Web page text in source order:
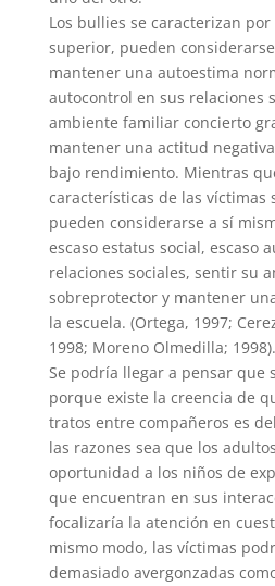
Los bullies se caracterizan
superior, pueden
mantener una autoestima
autocontrol en sus relaciones
ambiente familiar concierto
mantener una actitud
bajo rendimiento. Mientras
características de las víctimas
pueden considerarse a sí
escaso estatus social, escaso
relaciones sociales, sentir su
sobreprotector y mantener
la escuela. (Ortega, 1997;
1998; Moreno Olmedilla; 1998).
Se podría llegar a pensar que
porque existe la creencia de
tratos entre compañeros es
las razones sea que los
oportunidad a los niños de
que encuentran en sus
focalizaría la atención en
mismo modo, las víctimas
demasiado avergonzadas